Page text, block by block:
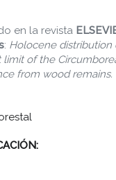
en la revista
: Holocene distribution
limit of the
from wood remains.